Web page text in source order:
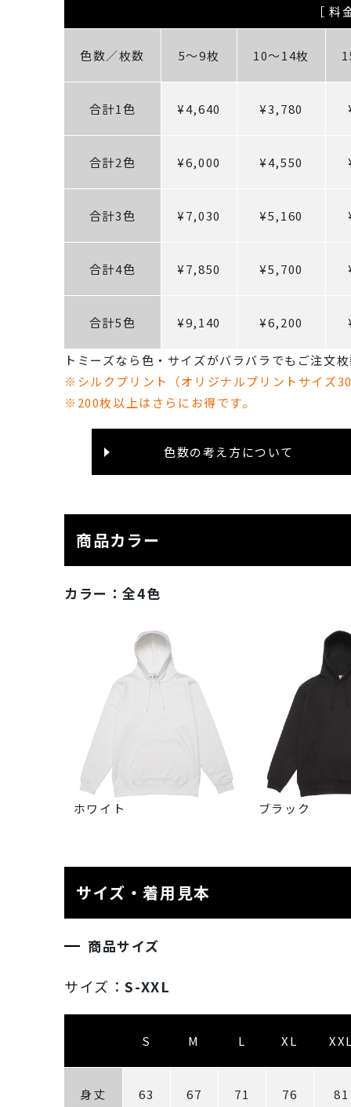
［
色数／枚数 5～9枚 10～14枚
合計1色 ¥4,640 ¥3,780
合計2色 ¥6,000 ¥4,550
合計3色 ¥7,030 ¥5,160
合計4色 ¥7,850 ¥5,700
合計5色 ¥9,140 ¥6,200
トミーズなら色・サイズがバラバラでもご注文
※シルクプリント（オリジナルプリントサイズ
※200枚以上はさらにお得です。
色数の考え方について
商品カラー
カラー：全4色
ホワイト ブラック
サイズ・着用見本
商品サイズ
サイズ：S-XXL
S M L XL
身丈 63 67 71 76 81